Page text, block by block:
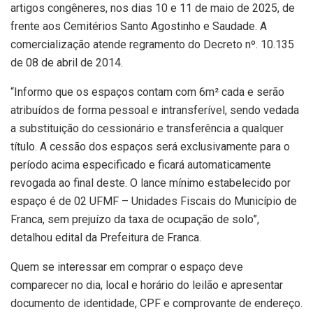
artigos congêneres, nos dias 10 e 11 de maio de 2025, de
frente aos Cemitérios Santo Agostinho e Saudade. A
comercialização atende regramento do Decreto nº. 10.135
de 08 de abril de 2014.
“Informo que os espaços contam com 6m² cada e serão
atribuídos de forma pessoal e intransferível, sendo vedada
a substituição do cessionário e transferência a qualquer
título. A cessão dos espaços será exclusivamente para o
período acima especificado e ficará automaticamente
revogada ao final deste. O lance mínimo estabelecido por
espaço é de 02 UFMF – Unidades Fiscais do Município de
Franca, sem prejuízo da taxa de ocupação de solo”,
detalhou edital da Prefeitura de Franca.
Quem se interessar em comprar o espaço deve
comparecer no dia, local e horário do leilão e apresentar
documento de identidade, CPF e comprovante de endereço.